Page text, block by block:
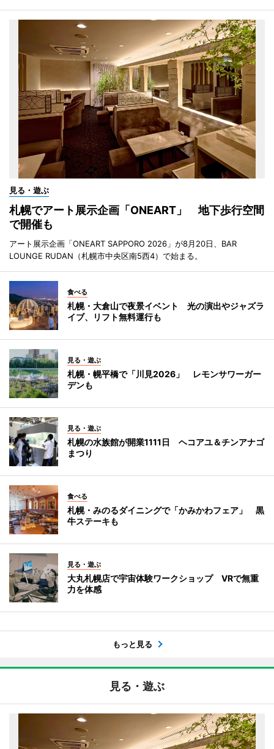
見る・遊ぶ
札幌でアート展示企画「ONEART」 地下歩行空間
で開催も
アート展示企画「ONEART SAPPORO 2026」が8月20日、BAR
LOUNGE RUDAN（札幌市中央区南5西4）で始まる。
食べる
札幌・大倉山で夜景イベント 光の演出やジャズラ
イブ、リフト無料運行も
見る・遊ぶ
札幌・幌平橋で「川見2026」 レモンサワーガー
デンも
見る・遊ぶ
札幌の水族館が開業1111日 ヘコアユ＆チンアナゴ
まつり
食べる
札幌・みのるダイニングで「かみかわフェア」 黒
牛ステーキも
見る・遊ぶ
大丸札幌店で宇宙体験ワークショップ VRで無重
力を体感
もっと見る
見る・遊ぶ